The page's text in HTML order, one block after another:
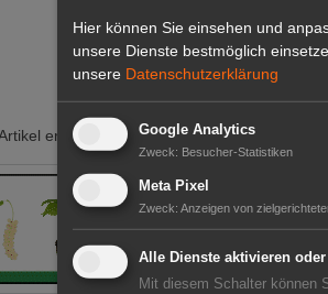
erstellt worden.
Hier können Sie einsehen und
unsere Dienste bestmöglich
unsere Datenschutzerklärung
Google Analytics
Zweck: Besucher-Statistiken
Meta Pixel
Zweck: Anzeigen von
Alle Dienste aktivieren
Mit diesem Schalter können